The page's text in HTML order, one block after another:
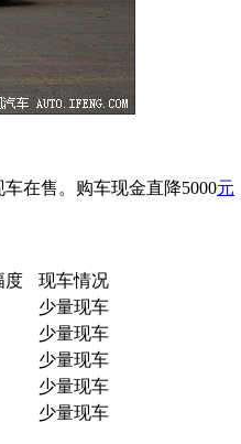
在售。购车现金直降5000元
度
现车情况
少量现车
少量现车
少量现车
少量现车
少量现车